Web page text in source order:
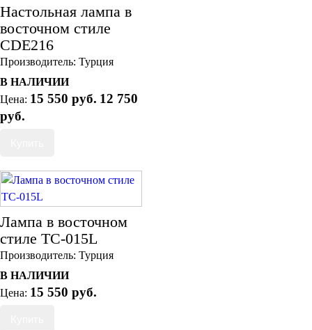
Салфетницы
Свечи и подсвечники
Сундуки
Шкатулки
Хлопковые
Шерстяные
фруктовницы
Пиалы, чаши, салатники
Настольная лампа в
восточном стиле
СDE216
Производитель: Турция
В НАЛИЧИИ
Цена: 15 550 руб. 12 750
руб.
Лампа в восточном
стиле TC-015L
Производитель: Турция
В НАЛИЧИИ
Цена: 15 550 руб.